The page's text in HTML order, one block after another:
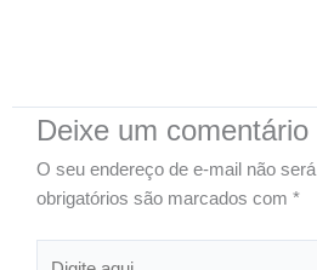
Deixe um comentário
O seu endereço de e-mail não
obrigatórios são marcados com *